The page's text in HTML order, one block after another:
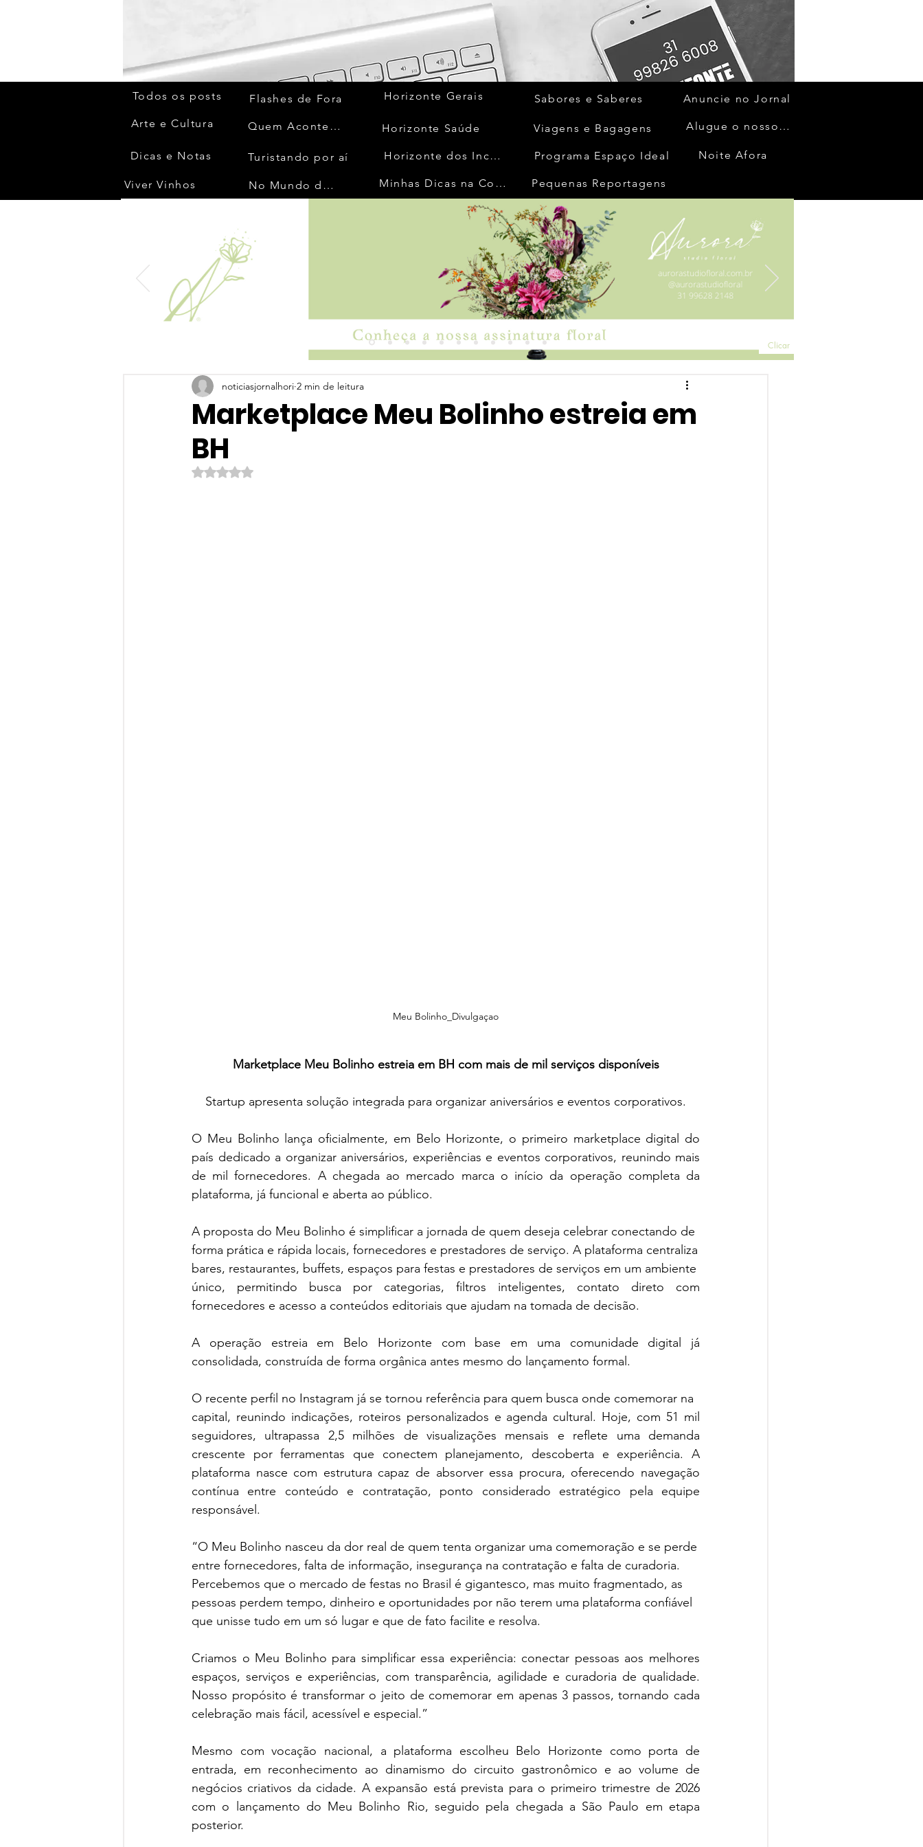
Todos os posts
Arte e Cultura
Dicas e Notas
Viver Vinhos
Flashes de Fora
Quem Acontece
Turistando por aí
No Mundo da Moda
Horizonte Gerais
Horizonte Saúde
Horizonte dos Inconfidentes
Minhas Dicas na Cozinha
Sabores e Saberes
Viagens e Bagagens
Programa Espaço Ideal
Anuncie no Jornal
Alugue o nosso espaço
Noite Afora
Pequenas Reportagens
Clicar
Marketplace Meu Bolinho estreia em
BH
noticiasjornalhori 2 min de leitura
Avaliado com NaN de 5 estrelas.
Meu Bolinho_Divulgaçao
Marketplace Meu Bolinho estreia em BH com mais de mil serviços disponíveis
Startup apresenta solução integrada para organizar aniversários e eventos corporativos.
O Meu Bolinho lança oficialmente, em Belo Horizonte, o primeiro marketplace digital do
país dedicado a organizar aniversários, experiências e eventos corporativos, reunindo mais
de mil fornecedores. A chegada ao mercado marca o início da operação completa da
plataforma, já funcional e aberta ao público.
A proposta do Meu Bolinho é simplificar a jornada de quem deseja celebrar conectando de
forma prática e rápida locais, fornecedores e prestadores de serviço. A plataforma centraliza
bares, restaurantes, buffets, espaços para festas e prestadores de serviços em um ambiente
único, permitindo busca por categorias, filtros inteligentes, contato direto com
fornecedores e acesso a conteúdos editoriais que ajudam na tomada de decisão.
A operação estreia em Belo Horizonte com base em uma comunidade digital já
consolidada, construída de forma orgânica antes mesmo do lançamento formal.
O recente perfil no Instagram já se tornou referência para quem busca onde comemorar na
capital, reunindo indicações, roteiros personalizados e agenda cultural. Hoje, com 51 mil
seguidores, ultrapassa 2,5 milhões de visualizações mensais e reflete uma demanda
crescente por ferramentas que conectem planejamento, descoberta e experiência. A
plataforma nasce com estrutura capaz de absorver essa procura, oferecendo navegação
contínua entre conteúdo e contratação, ponto considerado estratégico pela equipe
responsável.
“O Meu Bolinho nasceu da dor real de quem tenta organizar uma comemoração e se perde
entre fornecedores, falta de informação, insegurança na contratação e falta de curadoria.
Percebemos que o mercado de festas no Brasil é gigantesco, mas muito fragmentado, as
pessoas perdem tempo, dinheiro e oportunidades por não terem uma plataforma confiável
que unisse tudo em um só lugar e que de fato facilite e resolva.
Criamos o Meu Bolinho para simplificar essa experiência: conectar pessoas aos melhores
espaços, serviços e experiências, com transparência, agilidade e curadoria de qualidade.
Nosso propósito é transformar o jeito de comemorar em apenas 3 passos, tornando cada
celebração mais fácil, acessível e especial.”
Mesmo com vocação nacional, a plataforma escolheu Belo Horizonte como porta de
entrada, em reconhecimento ao dinamismo do circuito gastronômico e ao volume de
negócios criativos da cidade. A expansão está prevista para o primeiro trimestre de 2026
com o lançamento do Meu Bolinho Rio, seguido pela chegada a São Paulo em etapa
posterior.